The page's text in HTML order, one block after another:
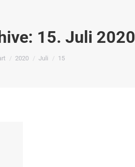
15. Juli 2020
befinden sich hier:
2020 Juli 15